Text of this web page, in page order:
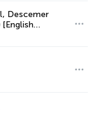
Descemer
[English